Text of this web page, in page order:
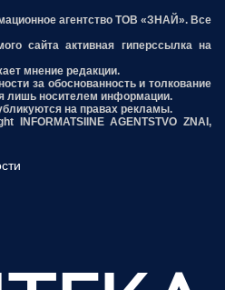
агентство ТОВ «ЗНАЙ». Все
сайта активная гиперссылка на
мнение редакции.
за обоснованность и толкование
лишь носителем информации.
на правах рекламы.
INFORMATSIINE AGENTSTVO ZNAI,